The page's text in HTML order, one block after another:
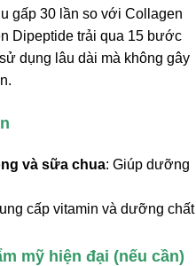
gấp 30 lần so với Collagen
Dipeptide trải qua 15 bước
dụng lâu dài mà không gây
và sữa chua: Giúp dưỡng
cấp vitamin và dưỡng chất
mỹ hiện đại (nếu cần)